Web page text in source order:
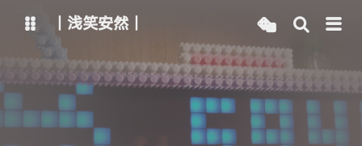
博客 文章管理
主路线 Vercel线路
丨浅笑安然丨